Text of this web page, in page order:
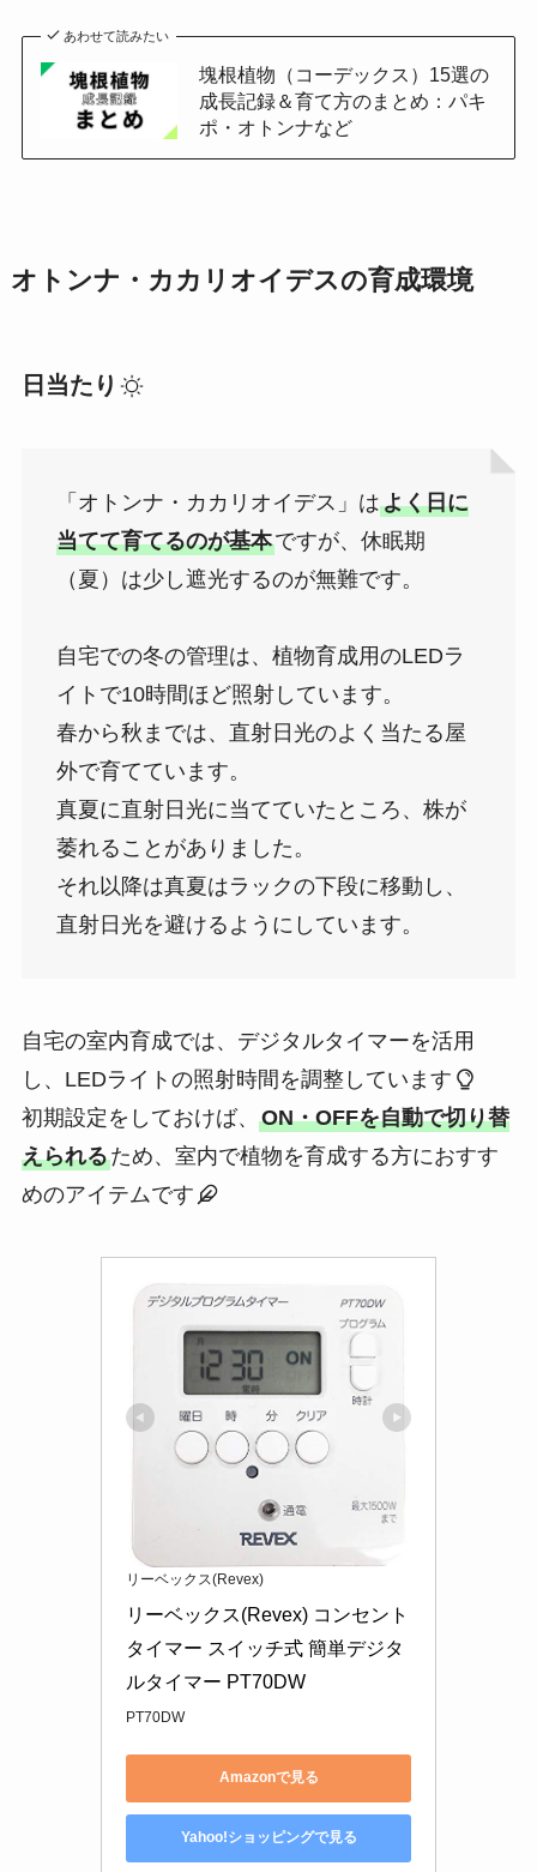
あわせて読みたい
塊根植物（コーデックス）15選の
成長記録＆育て方のまとめ：パキ
ポ・オトンナなど
オトンナ・カカリオイデスの育成環境
日当たり
「オトンナ・カカリオイデス」はよく日に
当てて育てるのが基本ですが、休眠期
（夏）は少し遮光するのが無難です。
自宅での冬の管理は、植物育成用のLEDラ
イトで10時間ほど照射しています。
春から秋までは、直射日光のよく当たる屋
外で育てています。
真夏に直射日光に当てていたところ、株が
萎れることがありました。
それ以降は真夏はラックの下段に移動し、
直射日光を避けるようにしています。
自宅の室内育成では、デジタルタイマーを活用
し、LEDライトの照射時間を調整しています
初期設定をしておけば、 ON・OFFを自動で切り替
えられるため、室内で植物を育成する方におすす
めのアイテムです
リーベックス(Revex)
リーベックス(Revex) コンセント
タイマー スイッチ式 簡単デジタ
ルタイマー PT70DW
PT70DW
Amazonで見る
Yahoo!ショッピングで見る